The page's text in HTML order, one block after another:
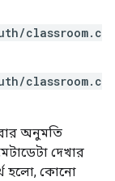
classroom.c
classroom.c
অনুমতি
দেখার
হলো, কোনো